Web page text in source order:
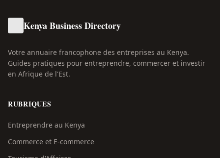
Kenya Business Directory
Votre annuaire francophone des entreprises au Kenya.
Guides pratiques pour entreprendre, commercer et investir
en Afrique de l'Est.
RUBRIQUES
Entreprendre au Kenya
Commerce et E-commerce